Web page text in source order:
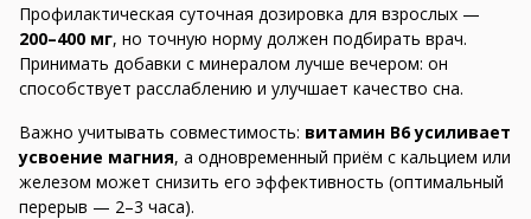
Профилактическая суточная дозировка для взрослых —
200–400 мг, но точную норму должен подбирать врач.
Принимать добавки с минералом лучше вечером: он
способствует расслаблению и улучшает качество сна.
Важно учитывать совместимость: витамин В6 усиливает
усвоение магния, а одновременный приём с кальцием или
железом может снизить его эффективность (оптимальный
перерыв — 2–3 часа).